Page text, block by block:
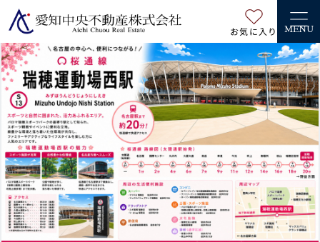
お気に入り MENU